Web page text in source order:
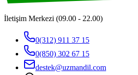
İletişim Merkezi (09.00 - 22.00)
0(312) 911 37 15
0(850) 302 67 15
destek@uzmandil.com